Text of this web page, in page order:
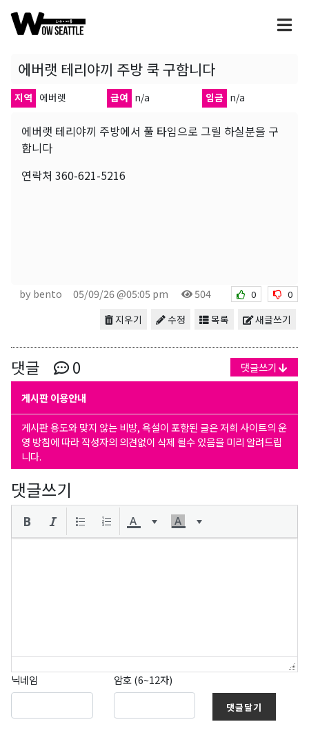
에버랫 테리야끼 주방 쿡 구함니다
지역 에버렛 급여 n/a 임금 n/a
에버랫 테리야끼 주방에서 풀 타임으로 그릴 하실분을 구
함니다
연락처 360-621-5216
by bento 05/09/26 @05:05 pm 504 0 0
새글쓰기
목록
수정
지우기
댓글 0 댓글쓰기
게시판 이용안내
게시판 용도와 맞지 않는 비방, 욕설이 포함된 글은 저희 사이트의 운
영 방침에 따라 작성자의 의견없이 삭제 될수 있음을 미리 알려드립
니다.
댓글쓰기
닉네임 암호 (6~12자)
댓글달기